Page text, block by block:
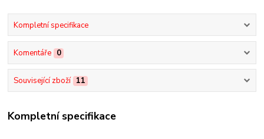
Kompletní specifikace
Komentáře 0
Související zboží 11
Kompletní specifikace